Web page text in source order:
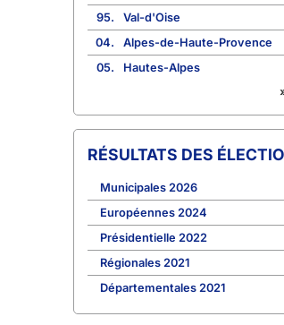
95.
Val-d'Oise
04.
Alpes-de-Haute-Provence
05.
Hautes-Alpes
RÉSULTATS DES
Municipales 2026
Européennes 2024
Présidentielle 2022
Régionales 2021
Départementales 2021